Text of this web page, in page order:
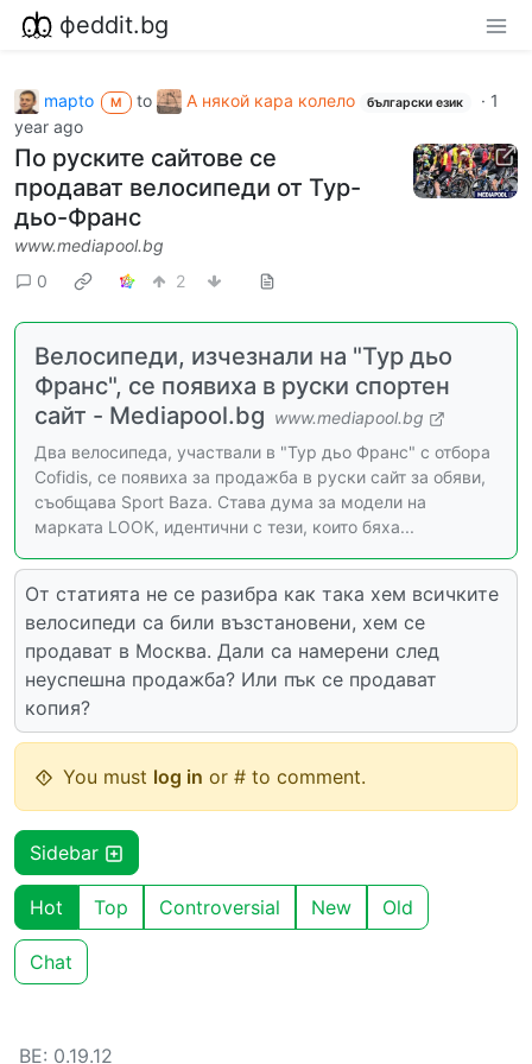
фeddit.bg
mapto M to А някой кара колело български език · 1
year ago
По руските сайтове се
продават велосипеди от Тур-
дьо-Франс
www.mediapool.bg
0
2
Велосипеди, изчезнали на "Тур дьо
Франс", се появиха в руски спортен
сайт - Mediapool.bg www.mediapool.bg
Два велосипеда, участвали в "Тур дьо Франс" с отбора
Cofidis, се появиха за продажба в руски сайт за обяви,
съобщава Sport Baza. Става дума за модели на
марката LOOK, идентични с тези, които бяха...
От статията не се разибра как така хем всичките
велосипеди са били възстановени, хем се
продават в Москва. Дали са намерени след
неуспешна продажба? Или пък се продават
копия?
You must log in or # to comment.
Sidebar
Hot Top Controversial New Old
Chat
BE: 0.19.12